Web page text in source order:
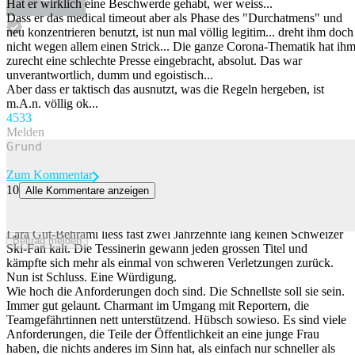
Hat er wirklich eine Beschwerde gehabt, wer weiss...
Dass er das medical timeout aber als Phase des "Durchatmens" und
neu konzentrieren benutzt, ist nun mal völlig legitim... dreht ihm doch
nicht wegen allem einen Strick... Die ganze Corona-Thematik hat ihm
zurecht eine schlechte Presse eingebracht, absolut. Das war
unverantwortlich, dumm und egoistisch...
Aber dass er taktisch das ausnutzt, was die Regeln hergeben, ist
m.A.n. völlig ok...
4533
Melden
Beitrag melden
Zum Kommentar
10 Alle Kommentare anzeigen
Lara Gut-Behrami liess fast zwei Jahrzehnte lang keinen Schweizer
Ski-Fan kalt. Die Tessinerin gewann jeden grossen Titel und
kämpfte sich mehr als einmal von schweren Verletzungen zurück.
Nun ist Schluss. Eine Würdigung.
Wie hoch die Anforderungen doch sind. Die Schnellste soll sie sein.
Immer gut gelaunt. Charmant im Umgang mit Reportern, die
Teamgefährtinnen nett unterstützend. Hübsch sowieso. Es sind viele
Anforderungen, die Teile der Öffentlichkeit an eine junge Frau
haben, die nichts anderes im Sinn hat, als einfach nur schneller als